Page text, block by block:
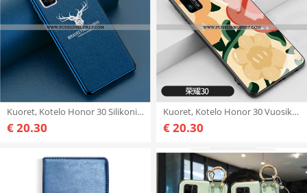
Kuoret, Kotelo Honor 30 Silikoni Suojaus Murtumaton Sininen Suuntaus
€ 20.30
Kuoret, Kotelo Honor 30 Vuosikerta Suuntaus Rakastunut Kuori Kustannukset Keltaiset
€ 20.30